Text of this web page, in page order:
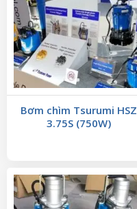
Bơm chìm Tsurumi HSZ
3.75S (750W)